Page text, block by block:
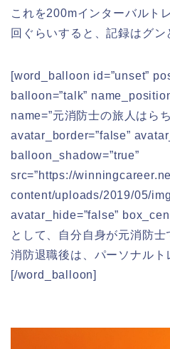
これを200mインターバルト
回ぐらいすると、記録はグン
[word_balloon id=”unset”
balloon=”talk”
name=”元消防士の旅人はら
avatar_border=”false”
balloon_shadow=”true”
src=”https://
content/uploads/2019/05/
avatar_hide=”false”
として、自分自身が元消防士
消防退職後は、パーソナル
[/word_balloon]